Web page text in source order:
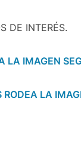
DE INTERÉS.
LA IMAGEN
LA